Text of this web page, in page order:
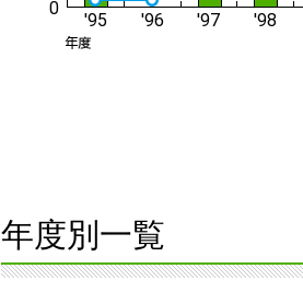
年度別一覧